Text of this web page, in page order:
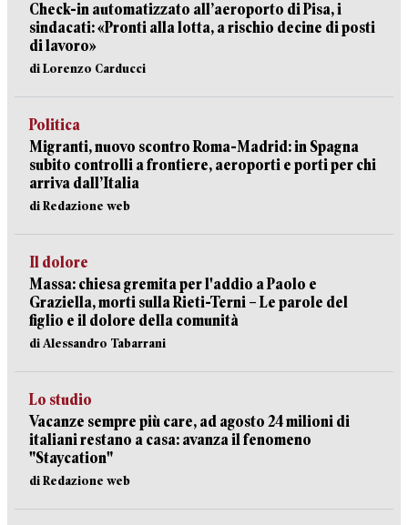
Check-in automatizzato all’aeroporto di Pisa, i
sindacati: «Pronti alla lotta, a rischio decine di posti
di lavoro»
di Lorenzo Carducci
Politica
Migranti, nuovo scontro Roma-Madrid: in Spagna
subito controlli a frontiere, aeroporti e porti per chi
arriva dall’Italia
di Redazione web
Il dolore
Massa: chiesa gremita per l'addio a Paolo e
Graziella, morti sulla Rieti-Terni – Le parole del
figlio e il dolore della comunità
di Alessandro Tabarrani
Lo studio
Vacanze sempre più care, ad agosto 24 milioni di
italiani restano a casa: avanza il fenomeno
"Staycation"
di Redazione web